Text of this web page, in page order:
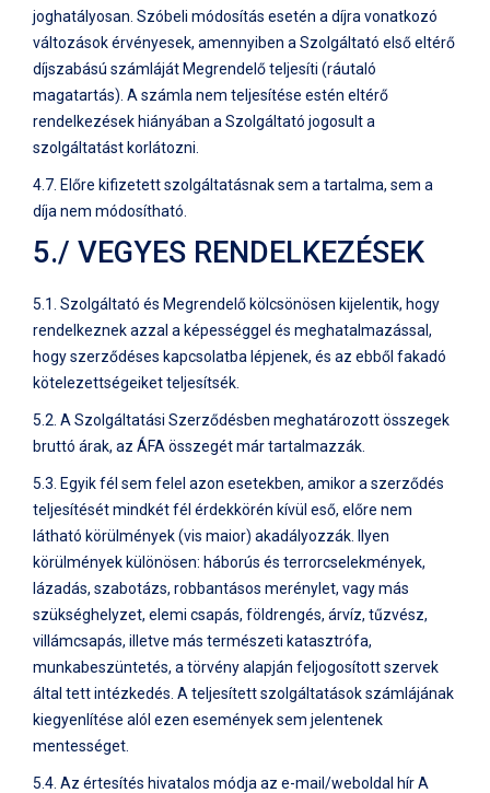
joghatályosan. Szóbeli módosítás esetén a díjra vonatkozó
változások érvényesek, amennyiben a Szolgáltató első eltérő
díjszabású számláját Megrendelő teljesíti (ráutaló
magatartás). A számla nem teljesítése estén eltérő
rendelkezések hiányában a Szolgáltató jogosult a
szolgáltatást korlátozni.
4.7. Előre kifizetett szolgáltatásnak sem a tartalma, sem a
díja nem módosítható.
5./ VEGYES RENDELKEZÉSEK
5.1. Szolgáltató és Megrendelő kölcsönösen kijelentik, hogy
rendelkeznek azzal a képességgel és meghatalmazással,
hogy szerződéses kapcsolatba lépjenek, és az ebből fakadó
kötelezettségeiket teljesítsék.
5.2. A Szolgáltatási Szerződésben meghatározott összegek
bruttó árak, az ÁFA összegét már tartalmazzák.
5.3. Egyik fél sem felel azon esetekben, amikor a szerződés
teljesítését mindkét fél érdekkörén kívül eső, előre nem
látható körülmények (vis maior) akadályozzák. Ilyen
körülmények különösen: háborús és terrorcselekmények,
lázadás, szabotázs, robbantásos merénylet, vagy más
szükséghelyzet, elemi csapás, földrengés, árvíz, tűzvész,
villámcsapás, illetve más természeti katasztrófa,
munkabeszüntetés, a törvény alapján feljogosított szervek
által tett intézkedés. A teljesített szolgáltatások számlájának
kiegyenlítése alól ezen események sem jelentenek
mentességet.
5.4. Az értesítés hivatalos módja az e-mail/weboldal hír A